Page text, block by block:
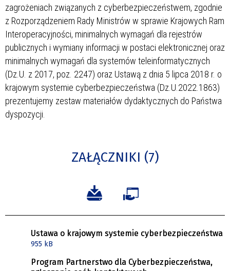
zagrożeniach związanych z cyberbezpieczeństwem, zgodnie
z Rozporządzeniem Rady Ministrów w sprawie Krajowych Ram
Interoperacyjności, minimalnych wymagań dla rejestrów
publicznych i wymiany informacji w postaci elektronicznej oraz
minimalnych wymagań dla systemów teleinformatycznych
(Dz.U. z 2017, poz. 2247) oraz Ustawą z dnia 5 lipca 2018 r. o
krajowym systemie cyberbezpieczeństwa (Dz.U.2022.1863)
prezentujemy zestaw materiałów dydaktycznych do Państwa
dyspozycji.
ZAŁĄCZNIKI (7)
Ustawa o krajowym systemie cyberbezpieczeństwa
955 kB
Program Partnerstwo dla Cyberbezpieczeństwa,